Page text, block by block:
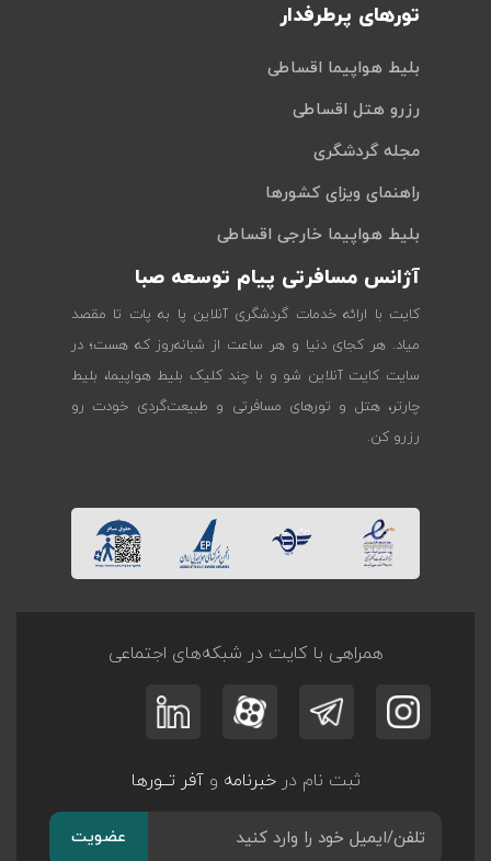
تورهای پرطرفدار
بلیط هواپیما اقساطی
رزرو هتل اقساطی
مجله گردشگری
راهنمای ویزای کشورها
بلیط هواپیما خارجی اقساطی
آژانس مسافرتی پیام توسعه صبا
کایت با ارائه خدمات گردشگری آنلاین پا به پات تا مقصد
میاد. هر کجای دنیا و هر ساعت از شبانه‌روز که هست؛ در
سایت کایت آنلاین شو و با چند کلیک بلیط هواپیما، بلیط
چارتر، هتل و تورهای مسافرتی و طبیعت‌گردی خودت رو
رزرو کن.
همراهی با کایت در شبکه‌های اجتماعی
ثبت نام درخبرنامه وآفر تــورها
عضویت